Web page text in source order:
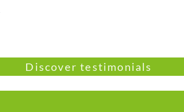
Discover testimonials